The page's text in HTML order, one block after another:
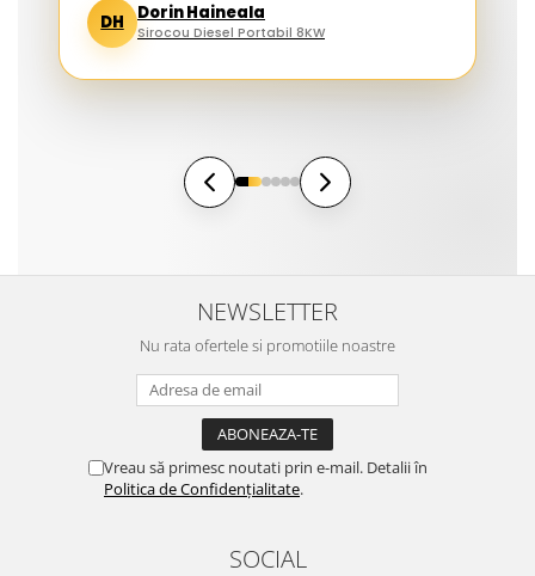
DH Dorin Haineala
Sirocou Diesel Portabil 8KW
NEWSLETTER
Nu rata ofertele si promotiile noastre
Vreau să primesc noutati prin e-mail. Detalii în
Politica de Confidențialitate.
SOCIAL